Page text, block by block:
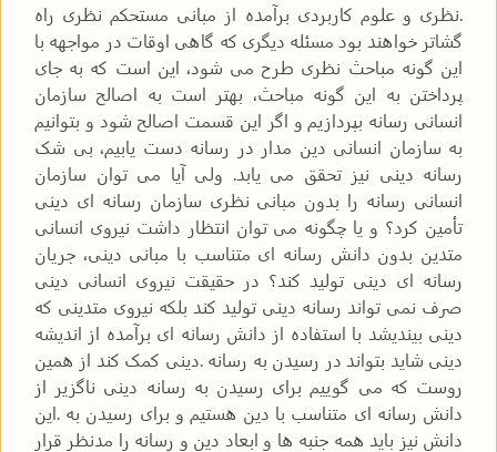
.نظری و علوم کاربردی برآمده از مبانی مستحکم نظری راه
گشاتر خواهند بود مسئله دیگری که گاهی اوقات در مواجهه با
این گونه مباحث نظری طرح می شود، این است که به جای
پرداختن به این گونه مباحث، بهتر است به اصالح سازمان
انسانی رسانه بپردازیم و اگر این قسمت اصالح شود و بتوانیم
به سازمان انسانی دین مدار در رسانه دست یابیم، بی شک
رسانه دینی نیز تحقق می یابد. ولی آیا می توان سازمان
انسانی رسانه را بدون مبانی نظری سازمان رسانه ای دینی
تأمین کرد؟ و یا چگونه می توان انتظار داشت نیروی انسانی
متدین بدون دانش رسانه ای متناسب با مبانی دینی، جریان
رسانه ای دینی تولید کند؟ در حقیقت نیروی انسانی دینی
صرف نمی تواند رسانه دینی تولید کند بلکه نیروی متدینی که
دینی بیندیشد با استفاده از دانش رسانه ای برآمده از اندیشه
دینی شاید بتواند در رسیدن به رسانه .دینی کمک کند از همین
روست که می گوییم برای رسیدن به رسانه دینی ناگزیر از
دانش رسانه ای متناسب با دین هستیم و برای رسیدن به .این
دانش نیز باید همه جنبه ها و ابعاد دین و رسانه را مدنظر قرار